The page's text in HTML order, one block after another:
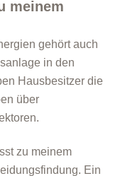
meinem
gehört auch
in den
Hausbesitzer die
über
zu meinem
Ein